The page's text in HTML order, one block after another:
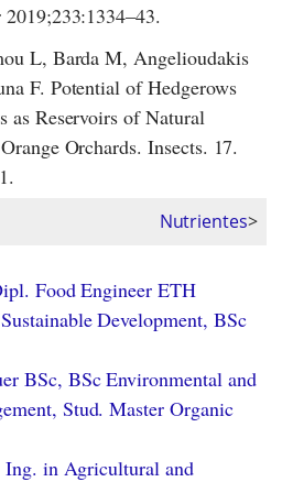
L, Barda M, Angelioudakis
F. Potential of Hedgerows
as Reservoirs of Natural
Orchards. Insects. 17.
Nutrientes>
Food Engineer ETH
Development, BSc
BSc, BSc Environmental and
Stud. Master Organic
in Agricultural and